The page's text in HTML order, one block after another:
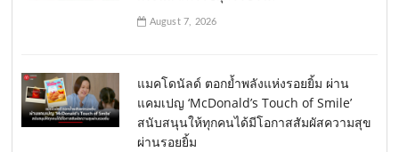
August 7, 2026
แมคโดนัลด์ ตอกย้ำพลังแห่งรอยยิ้ม ผ่าน
แคมเปญ ‘McDonald’s Touch of Smile’
สนับสนุนให้ทุกคนได้มีโอกาสสัมผัสความสุข
ผ่านรอยยิ้ม